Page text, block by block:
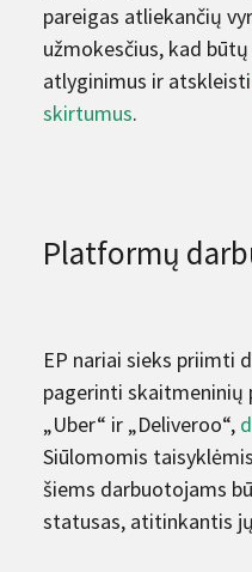
pareigas atliekančių
užmokesčius, kad
atlyginimus ir atskleisti
skirtumus.
Platformų
EP nariai sieks priimti
pagerinti
„Uber“ ir „Deliveroo“,
Siūlomomis
šiems darbuotojams
statusas, atitinkantis